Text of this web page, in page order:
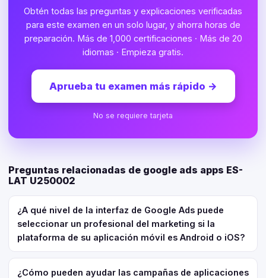
Obtén todas las preguntas y explicaciones verificadas
para este examen en un solo lugar, y ahorra horas de
preparación. Más de 1,000 certificaciones · Más de 20
idiomas · Empieza gratis.
Aprueba tu examen más rápido →
No se requiere tarjeta
Preguntas relacionadas de google ads apps ES-
LAT U250002
¿A qué nivel de la interfaz de Google Ads puede
seleccionar un profesional del marketing si la
plataforma de su aplicación móvil es Android o iOS?
¿Cómo pueden ayudar las campañas de aplicaciones